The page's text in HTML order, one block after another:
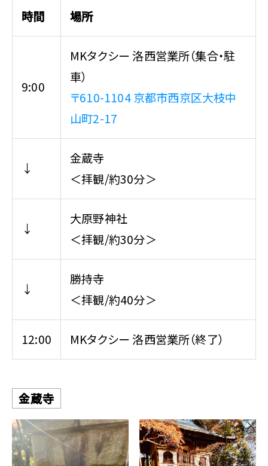
時間 場所
9:00
MKタクシー 洛西営業所（集合・駐
車）
〒610-1104 京都市西京区大枝中
山町2-17
↓
金蔵寺
＜拝観/約30分＞
↓
大原野神社
＜拝観/約30分＞
↓
勝持寺
＜拝観/約40分＞
12:00 MKタクシー 洛西営業所（終了）
金蔵寺